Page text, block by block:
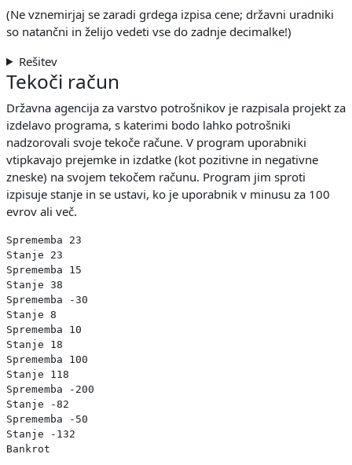
(Ne vznemirjaj se zaradi grdega izpisa cene; državni uradniki
so natančni in želijo vedeti vse do zadnje decimalke!)
Rešitev
Tekoči račun
Državna agencija za varstvo potrošnikov je razpisala projekt za
izdelavo programa, s katerimi bodo lahko potrošniki
nadzorovali svoje tekoče račune. V program uporabniki
vtipkavajo prejemke in izdatke (kot pozitivne in negativne
zneske) na svojem tekočem računu. Program jim sproti
izpisuje stanje in se ustavi, ko je uporabnik v minusu za 100
evrov ali več.
Sprememba 23
Stanje 23
Sprememba 15
Stanje 38
Sprememba -30
Stanje 8
Sprememba 10
Stanje 18
Sprememba 100
Stanje 118
Sprememba -200
Stanje -82
Sprememba -50
Stanje -132